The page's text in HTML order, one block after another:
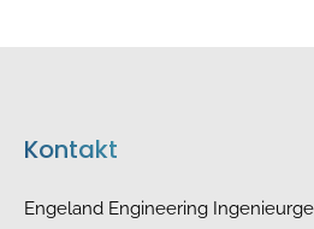
Kontakt
Engeland Engineering